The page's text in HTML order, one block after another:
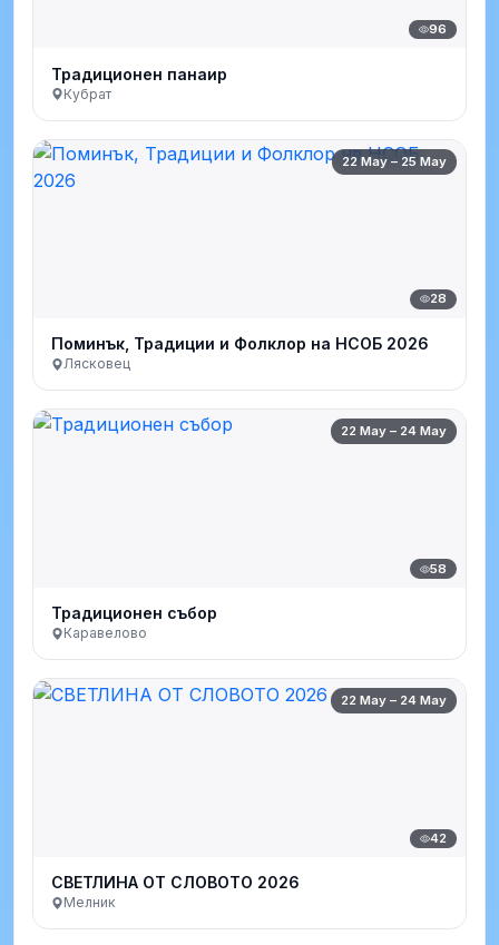
96
Традиционен панаир
Кубрат
22 May – 25 May
28
Поминък, Традиции и Фолклор на НСОБ 2026
Лясковец
22 May – 24 May
58
Традиционен събор
Каравелово
22 May – 24 May
42
СВЕТЛИНА ОТ СЛОВОТО 2026
Мелник